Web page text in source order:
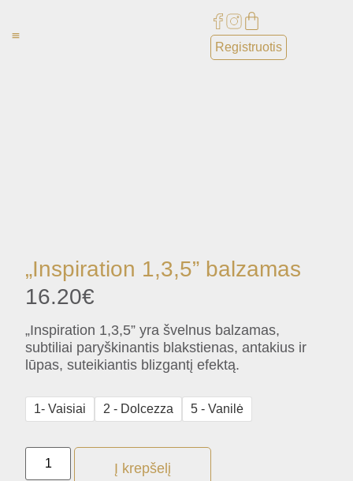
Registruotis
„Inspiration 1,3,5” balzamas
16.20€
„Inspiration 1,3,5” yra švelnus balzamas,
subtiliai paryškinantis blakstienas, antakius ir
lūpas, suteikiantis blizgantį efektą.
1- Vaisiai 2 - Dolcezza 5 - Vanilė
Į krepšelį